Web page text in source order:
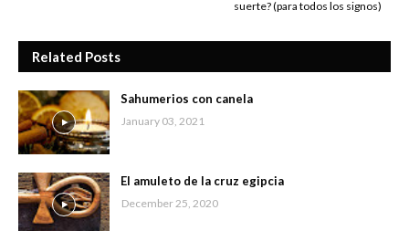
suerte? (para todos los signos)
Related Posts
Sahumerios con canela
January 03, 2021
El amuleto de la cruz egipcia
December 25, 2020